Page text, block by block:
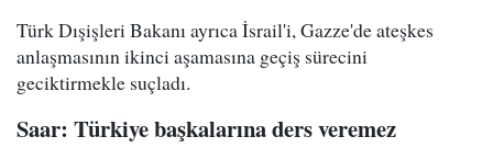
Türk Dışişleri Bakanı ayrıca İsrail'i, Gazze'de ateşkes
anlaşmasının ikinci aşamasına geçiş sürecini
geciktirmekle suçladı.
Saar: Türkiye başkalarına ders veremez